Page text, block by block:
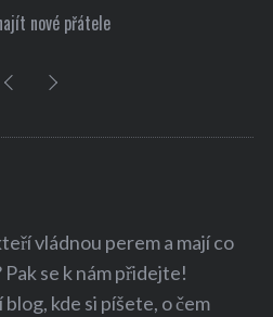
nové přátele
vládnou perem a mají co
se k nám přidejte!
kde si píšete, o čem